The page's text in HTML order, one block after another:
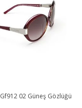
Gf912 02 Güneş Gözlüğü